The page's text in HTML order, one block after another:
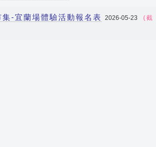
集-宜蘭場體驗活動報名表 2026-05-23
(截